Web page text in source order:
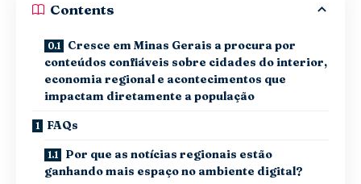
Contents
Cresce em Minas Gerais a procura por
conteúdos confiáveis sobre cidades do interior,
economia regional e acontecimentos que
impactam diretamente a população
FAQs
Por que as notícias regionais estão
ganhando mais espaço no ambiente digital?